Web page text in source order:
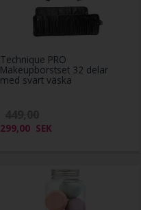
Technique PRO
Makeupborstset 32 delar
med svart väska
299,00 SEK